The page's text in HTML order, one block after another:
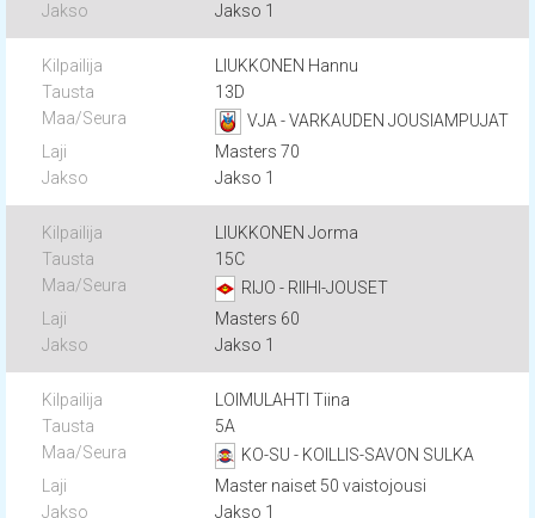
Jakso 1
LIUKKONEN Hannu
13D
VJA - VARKAUDEN JOUSIAMPUJAT
Masters 70
Jakso 1
LIUKKONEN Jorma
15C
RIJO - RIIHI-JOUSET
Masters 60
Jakso 1
LOIMULAHTI Tiina
5A
KO-SU - KOILLIS-SAVON SULKA
Master naiset 50 vaistojousi
Jakso 1